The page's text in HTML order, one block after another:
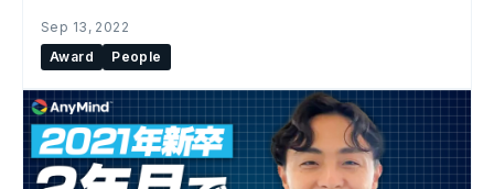
Sep 13, 2022
Award
People